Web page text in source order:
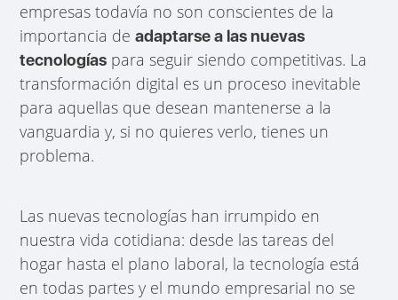
empresas todavía no son conscientes de la
importancia deadaptarse a las nuevas
tecnologías para seguir siendo competitivas. La
transformación digital es un proceso inevitable
para aquellas que desean mantenerse a la
vanguardia y, si no quieres verlo, tienes un
problema.
Las nuevas tecnologías han irrumpido en
nuestra vida cotidiana: desde las tareas del
hogar hasta el plano laboral, la tecnología está
en todas partes y el mundo empresarial no se